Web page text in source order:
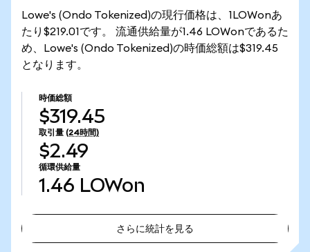
Lowe's (Ondo Tokenized)の現行価格は、1LOWonあ
たり$219.01です。 流通供給量が1.46 LOWonであるた
め、Lowe's (Ondo Tokenized)の時価総額は$319.45
となります。
時価総額
$319.45
取引量 (24時間)
$2.49
循環供給量
1.46 LOWon
さらに統計を見る